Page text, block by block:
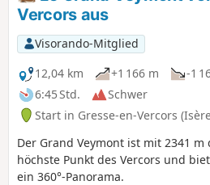
Bachassons entschädigt dafür.
Vercors aus
Visorando-Mitglied
12,04 km
+1 166 m
-1
6:45 Std.
Schwer
Start in Gresse-en-Vercors
Der Grand Veymont ist mit 2341 m
höchste Punkt des Vercors und
ein 360°-Panorama.